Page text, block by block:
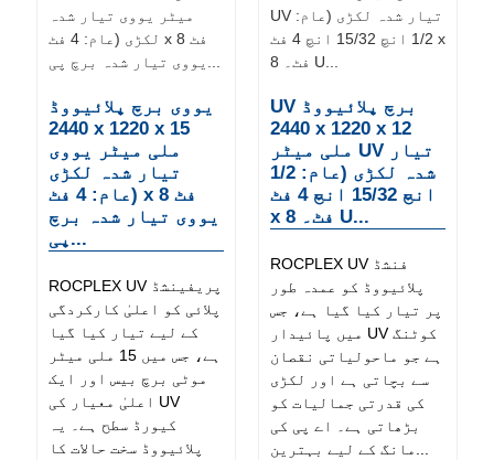
یووی برچ پلائیووڈ
2440 x 1220 x 15
ملی میٹر یووی
تیار شدہ لکڑی
(عام: 4 فٹ x 8 فٹ
یووی تیار شدہ برچ
پی...
ROCPLEX UV پریفینشڈ
پلائی کو اعلیٰ کارکردگی
کے لیے تیار کیا گیا
ہے، جس میں 15 ملی میٹر
موٹی برچ بیس اور ایک
اعلیٰ معیار کی UV
کیورڈ سطح ہے۔ یہ
پلائیووڈ سخت حالات کا
UV برچ پلائیووڈ
2440 x 1220 x 12
ملی میٹر UV تیار
شدہ لکڑی (عام: 1/2
انچ 15/32 انچ 4 فٹ
x 8 فٹ۔ U...
ROCPLEX UV فنشڈ
پلائیووڈ کو عمدہ طور
پر تیار کیا گیا ہے، جس
میں پائیدار UV کوٹنگ
ہے جو ماحولیاتی نقصان
سے بچاتی ہے اور لکڑی
کی قدرتی جمالیات کو
بڑھاتی ہے۔ اے پی کی